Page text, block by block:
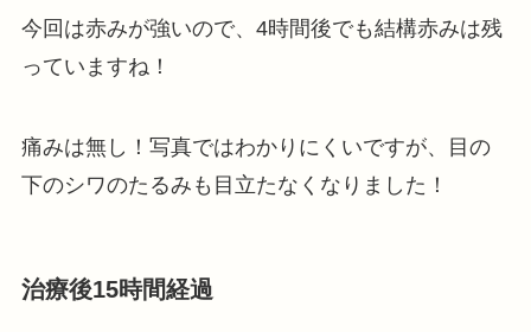
今回は赤みが強いので、4時間後でも結構赤みは残
っていますね！
痛みは無し！写真ではわかりにくいですが、目の
下のシワのたるみも目立たなくなりました！
治療後15時間経過